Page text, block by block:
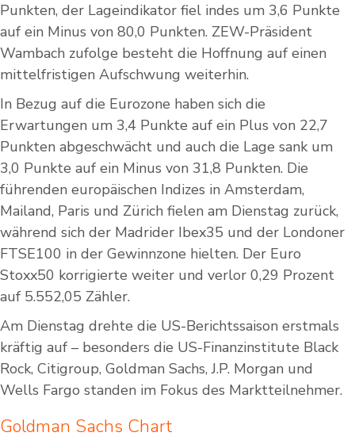
Punkten, der Lageindikator fiel indes um 3,6 Punkte
auf ein Minus von 80,0 Punkten. ZEW-Präsident
Wambach zufolge besteht die Hoffnung auf einen
mittelfristigen Aufschwung weiterhin.
In Bezug auf die Eurozone haben sich die
Erwartungen um 3,4 Punkte auf ein Plus von 22,7
Punkten abgeschwächt und auch die Lage sank um
3,0 Punkte auf ein Minus von 31,8 Punkten. Die
führenden europäischen Indizes in Amsterdam,
Mailand, Paris und Zürich fielen am Dienstag zurück,
während sich der Madrider Ibex35 und der Londoner
FTSE100 in der Gewinnzone hielten. Der Euro
Stoxx50 korrigierte weiter und verlor 0,29 Prozent
auf 5.552,05 Zähler.
Am Dienstag drehte die US-Berichtssaison erstmals
kräftig auf – besonders die US-Finanzinstitute Black
Rock, Citigroup, Goldman Sachs, J.P. Morgan und
Wells Fargo standen im Fokus des Marktteilnehmer.
Goldman Sachs Chart